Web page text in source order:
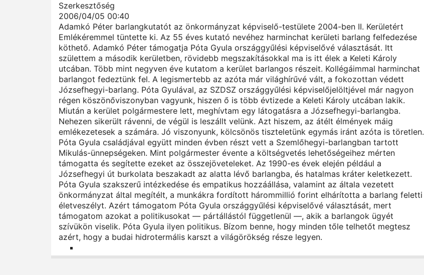
Szerkesztőség
2006/04/05 00:40
Adamkó Péter barlangkutatót az önkormányzat képviselő-testülete 2004-ben II. Kerületért
Emlékéremmel tüntette ki. Az 55 éves kutató nevéhez harminchat kerületi barlang felfedezése
köthető. Adamkó Péter támogatja Póta Gyula országgyűlési képviselővé választását. Itt
születtem a második kerületben, rövidebb megszakításokkal ma is itt élek a Keleti Károly
utcában. Több mint negyven éve kutatom a kerület barlangos részeit. Kollégáimmal harminchat
barlangot fedeztünk fel. A legismertebb az azóta már világhírűvé vált, a fokozottan védett
Józsefhegyi-barlang. Póta Gyulával, az SZDSZ országgyűlési képviselőjelöltjével már nagyon
régen köszönőviszonyban vagyunk, hiszen ő is több évtizede a Keleti Károly utcában lakik.
Miután a kerület polgármestere lett, meghívtam egy látogatásra a Józsefhegyi-barlangba.
Nehezen sikerült rávenni, de végül is leszállt velünk. Azt hiszem, az átélt élmények máig
emlékezetesek a számára. Jó viszonyunk, kölcsönös tiszteletünk egymás iránt azóta is töretlen.
Póta Gyula családjával együtt minden évben részt vett a Szemlőhegyi-barlangban tartott
Mikulás-ünnepségeken. Mint polgármester évente a költségvetés lehetőségeihez mérten
támogatta és segítette ezeket az összejöveteleket. Az 1990-es évek elején például a
Józsefhegyi út burkolata beszakadt az alatta lévő barlangba, és hatalmas kráter keletkezett.
Póta Gyula szakszerű intézkedése és empatikus hozzáállása, valamint az általa vezetett
önkormányzat által megítélt, a munkákra fordított hárommillió forint elhárította a barlang feletti
életveszélyt. Azért támogatom Póta Gyula országgyűlési képviselővé választását, mert
támogatom azokat a politikusokat — pártállástól függetlenül —, akik a barlangok ügyét
szívükön viselik. Póta Gyula ilyen politikus. Bízom benne, hogy minden tőle telhetőt megtesz
azért, hogy a budai hidrotermális karszt a világörökség része legyen.